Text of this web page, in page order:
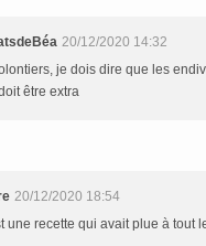
20/12/2020 14:32
je dois dire que les
être extra
20/12/2020 18:54
une recette qui avait plue à tout